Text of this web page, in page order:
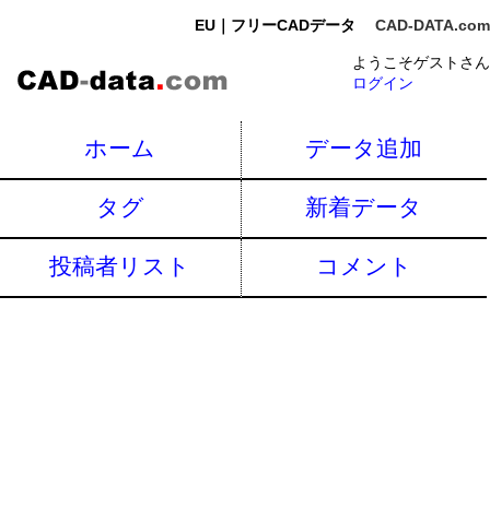
EU｜フリーCADデータ CAD-DATA.com
ようこそゲストさん
ログイン
ホーム データ追加
タグ 新着データ
投稿者リスト コメント